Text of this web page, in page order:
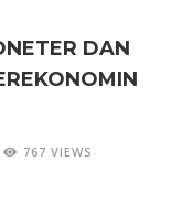
DAN
767 VIEWS